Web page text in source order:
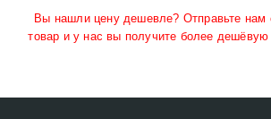
Вы нашли цену дешевле? Отправьте нам
товар и у нас вы получите более дешёвую